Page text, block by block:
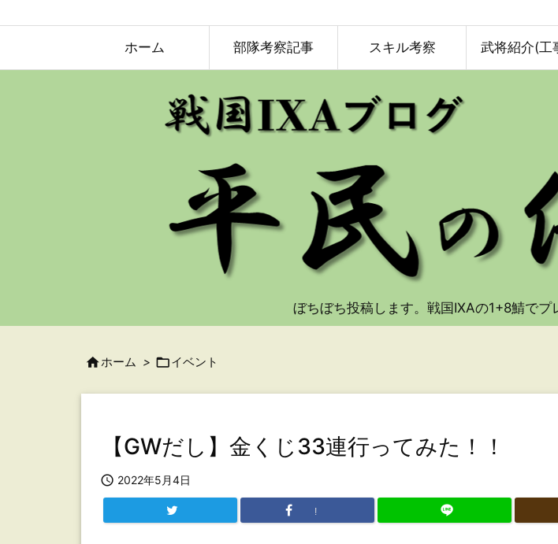
ホーム 部隊考察記事 スキル考察 武将紹介(工
ぼちぼち投稿します。戦国IXAの1+8鯖で
ホーム > イベント
【GWだし】金くじ33連行ってみた！！
 2022年5月4日
!